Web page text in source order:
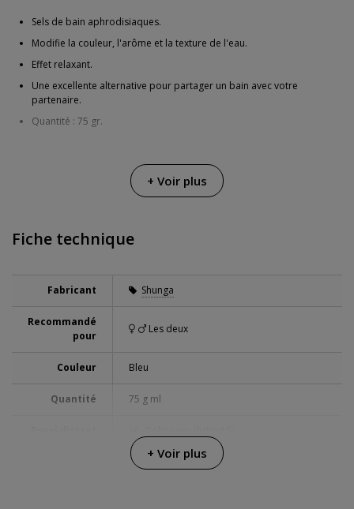
Sels de bain aphrodisiaques.
Modifie la couleur, l'arôme et la texture de l'eau.
Effet relaxant.
Une excellente alternative pour partager un bain avec votre
partenaire.
Quantité : 75 gr.
+ Voir plus
Fiche technique
Fabricant Shunga
Recommandé
pour
Les deux
Couleur Bleu
Quantité 75 g ml
3 ans de garantie
+ Voir plus